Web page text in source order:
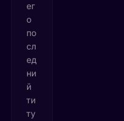
ег
о
по
сл
ед
ни
й
ти
ту